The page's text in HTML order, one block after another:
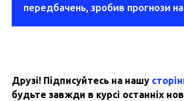
передбачень, зробив прогнози
Друзі! Підписуйтесь на нашу
будьте завжди в курсі останніх